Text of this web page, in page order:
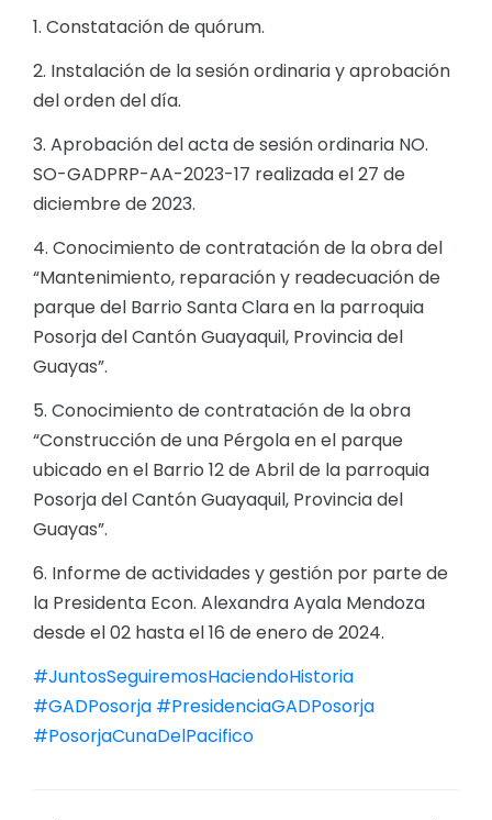
Obras y proyectos
1. Constatación de quórum.
2. Instalación de la sesión ordinaria y aprobación
del orden del día.
3. Aprobación del acta de sesión ordinaria NO.
SO-GADPRP-AA-2023-17 realizada el 27 de
diciembre de 2023.
4. Conocimiento de contratación de la obra del
“Mantenimiento, reparación y readecuación de
parque del Barrio Santa Clara en la parroquia
Posorja del Cantón Guayaquil, Provincia del
Guayas”.
5. Conocimiento de contratación de la obra
“Construcción de una Pérgola en el parque
ubicado en el Barrio 12 de Abril de la parroquia
Posorja del Cantón Guayaquil, Provincia del
Guayas”.
6. Informe de actividades y gestión por parte de
la Presidenta Econ. Alexandra Ayala Mendoza
desde el 02 hasta el 16 de enero de 2024.
#JuntosSeguiremosHaciendoHistoria
#GADPosorja #PresidenciaGADPosorja
#PosorjaCunaDelPacifico